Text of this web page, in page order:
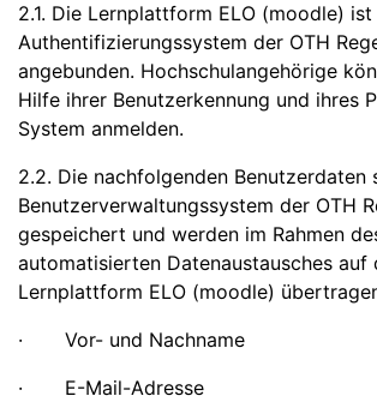
2.1. Die Lernplattform ELO (moodle)
Authentifizierungssystem der OTH
angebunden. Hochschulangehörige
Hilfe ihrer Benutzerkennung und ihres
System anmelden.
2.2. Die nachfolgenden Benutzerdaten
Benutzerverwaltungssystem der OTH
gespeichert und werden im Rahmen
automatisierten Datenaustausches auf
Lernplattform ELO (moodle)
· Vor- und Nachname
· E-Mail-Adresse